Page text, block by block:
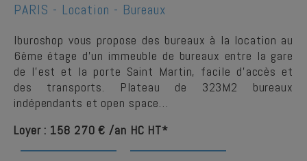
PARIS - Location - Bureaux
Iburoshop vous propose des bureaux à la location au
6ème étage d'un immeuble de bureaux entre la gare
de l'est et la porte Saint Martin, facile d’accès et
des transports. Plateau de 323M2 bureaux
indépendants et open space…
Loyer : 158 270 € /an HC HT*